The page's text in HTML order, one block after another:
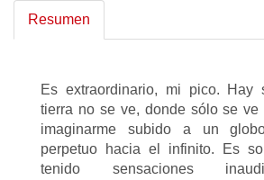
Resumen
Es extraordinario, mi pico. Hay
tierra no se ve, donde sólo se
imaginarme subido a un
perpetuo hacia el infinito. Es
tenido sensaciones